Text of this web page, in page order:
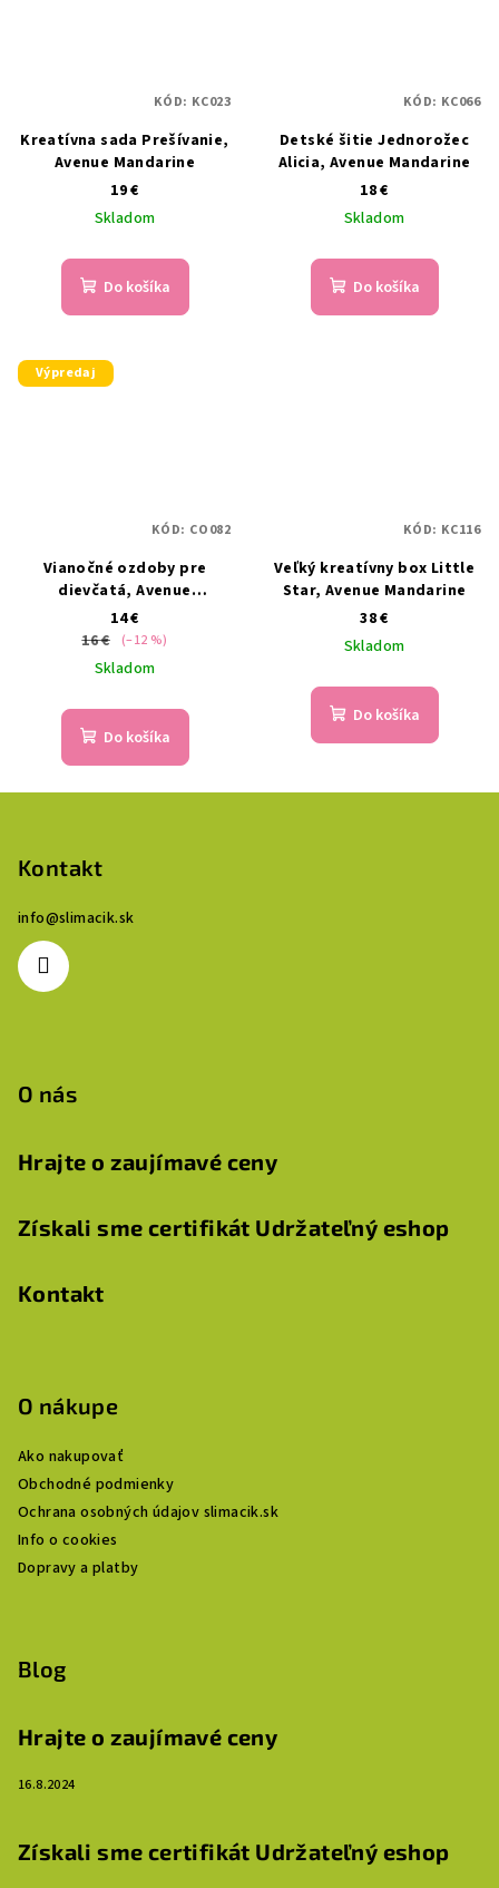
Kreatívna sada Prešívanie,
Avenue Mandarine
19 €
Skladom
Do košíka
KÓD: KC023
Detské šitie Jednorožec
Alicia, Avenue Mandarine
18 €
Skladom
Do košíka
KÓD: KC066
Výpredaj
Vianočné ozdoby pre
dievčatá, Avenue
Mandarine
14 €
16 € (–12 %)
Skladom
Do košíka
KÓD: CO082
Veľký kreatívny box Little
Star, Avenue Mandarine
38 €
Skladom
Do košíka
KÓD: KC116
Kontakt
info@slimacik.sk
O nás
Hrajte o zaujímavé ceny
Získali sme certifikát Udržateľný eshop
Kontakt
O nákupe
Ako nakupovať
Obchodné podmienky
Ochrana osobných údajov slimacik.sk
Info o cookies
Dopravy a platby
Blog
Hrajte o zaujímavé ceny
16.8.2024
Získali sme certifikát Udržateľný eshop